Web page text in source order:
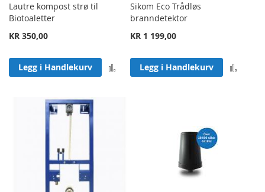
Lautre kompost strø til
Biotoaletter
KR 350,00
Legg i Handlekurv Legg til sammenligning
Sikom Eco Trådløs
branndetektor
KR 1 199,00
Legg i Handlekurv